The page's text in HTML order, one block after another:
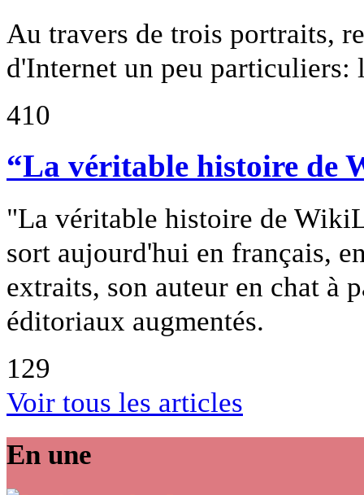
Au travers de trois portraits,
d'Internet un peu particuliers:
410
“La véritable histoire de
"La véritable histoire de
sort aujourd'hui en français,
extraits, son auteur en chat à
éditoriaux augmentés.
129
Voir tous les articles
En une